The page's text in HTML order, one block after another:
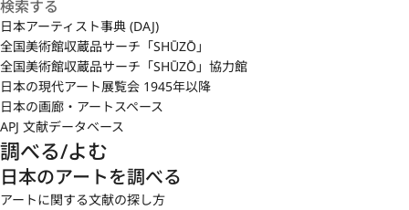
日本アーティスト事典 (DAJ)
全国美術館収蔵品サーチ「SHŪZŌ」
全国美術館収蔵品サーチ「SHŪZŌ」協力館
日本の現代アート展覧会 1945年以降
日本の画廊・アートスペース
APJ 文献データベース
調べる/よむ
日本のアートを調べる
アートに関する文献の探し方